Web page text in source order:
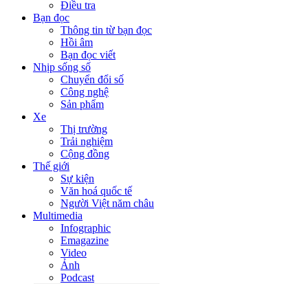
Điều tra
Bạn đọc
Thông tin từ bạn đọc
Hồi âm
Bạn đọc viết
Nhịp sống số
Chuyển đổi số
Công nghệ
Sản phẩm
Xe
Thị trường
Trải nghiệm
Cộng đồng
Thế giới
Sự kiện
Văn hoá quốc tế
Người Việt năm châu
Multimedia
Infographic
Emagazine
Video
Ảnh
Podcast